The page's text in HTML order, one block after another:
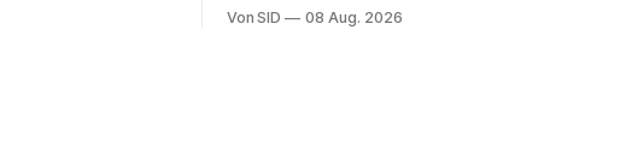
Von SID 08 Aug. 2026